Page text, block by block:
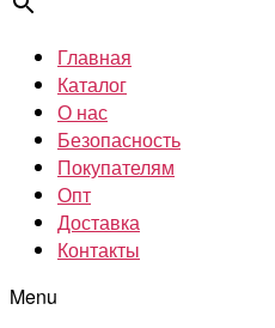
Главная
Каталог
О нас
Безопасность
Покупателям
Опт
Доставка
Контакты
Menu